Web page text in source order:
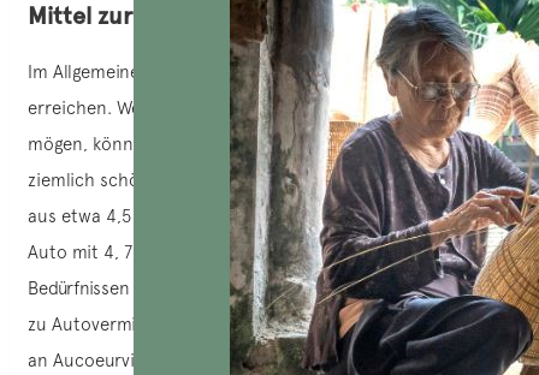
Mittel zur Anreise
Im Allgemeinen ist es nicht schwierig, dieses Ziel zu
erreichen. Wenn Sie Abenteuer und einzigartige Erlebnisse
mögen, können Sie ein Motorrad mieten. Die Straße ist
ziemlich schön und die Fahrt dauert von Ho Chi Minh City
aus etwa 4,5 Stunden. Gleichzeitig können Sie auch ein
Auto mit 4, 7 oder 16 Sitzen mieten, je nach Ihren
Bedürfnissen und der Größe Ihrer Gruppe. Für Ratschläge
zu Autovermietung und Reiseleitung wenden Sie sich bitte
an Aucoeurvietnam, um persönliche Beratung und